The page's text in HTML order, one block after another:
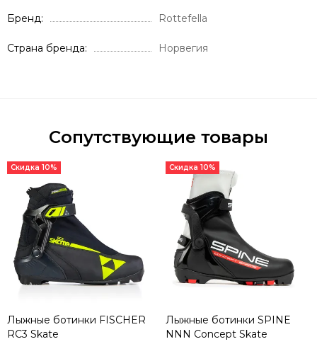
Бренд Rottefella
Страна бренда Норвегия
Сопутствующие товары
Скидка 10%
Лыжные ботинки FISCHER
RC3 Skate
Скидка 10%
Лыжные ботинки SPINE
NNN Concept Skate